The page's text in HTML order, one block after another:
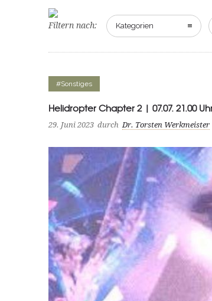
Filtern nach: Kategorien
#Sonstiges
Helidropter Chapter 2 | 07.07. 21.00
29. Juni 2023 durch Dr. Torsten Werkmeister